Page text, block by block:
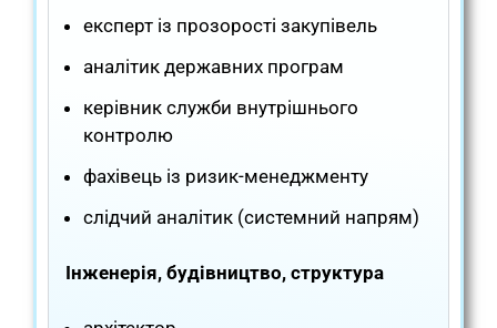
експерт із прозорості закупівель
аналітик державних програм
керівник служби внутрішнього
контролю
фахівець із ризик-менеджменту
слідчий аналітик (системний напрям)
Інженерія, будівництво, структура